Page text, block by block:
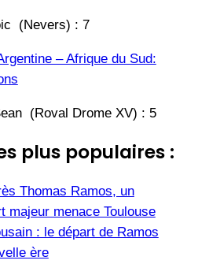
(Nevers) : 7
– Afrique du Sud:
(Roval Drome XV) : 5
plus populaires :
Thomas Ramos, un
majeur menace Toulouse
: le départ de Ramos
ère